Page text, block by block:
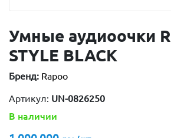
Умные аудиоочки
STYLE BLACK
Бренд: Rapoo
Артикул: UN-0826250
В наличии